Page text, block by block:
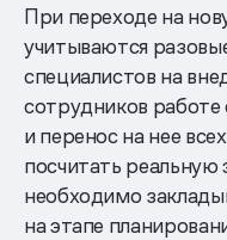
При переходе на
учитываются
специалистов на
сотрудников
и перенос на нее
посчитать
необходимо
на этапе